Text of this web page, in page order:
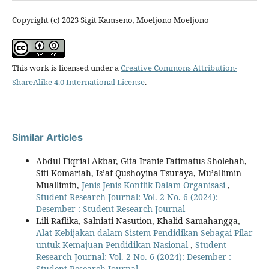
Copyright (c) 2023 Sigit Kamseno, Moeljono Moeljono
This work is licensed under a Creative Commons Attribution-
ShareAlike 4.0 International License.
Similar Articles
Abdul Fiqrial Akbar, Gita Iranie Fatimatus Sholehah,
Siti Komariah, Is’af Qushoyina Tsuraya, Mu’allimin
Muallimin, Jenis Jenis Konflik Dalam Organisasi ,
Student Research Journal: Vol. 2 No. 6 (2024):
Desember : Student Research Journal
Lili Raflika, Salniati Nasution, Khalid Samahangga,
Alat Kebijakan dalam Sistem Pendidikan Sebagai Pilar
untuk Kemajuan Pendidikan Nasional , Student
Research Journal: Vol. 2 No. 6 (2024): Desember :